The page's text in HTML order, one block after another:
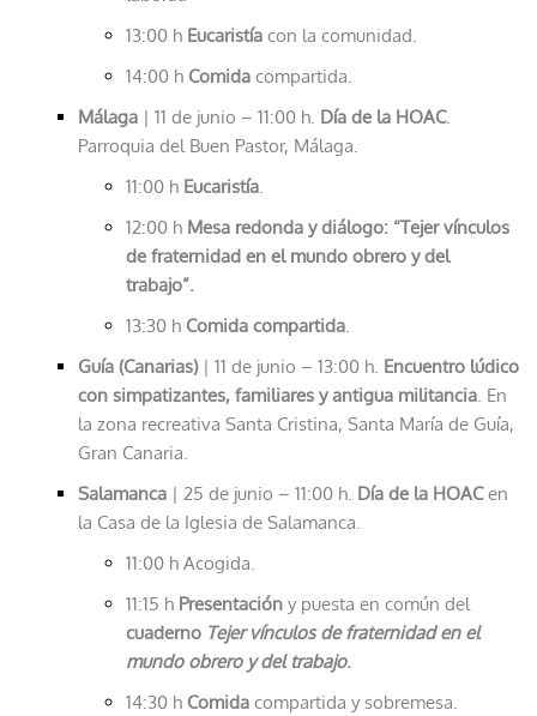
13:00 h Eucaristía con la comunidad.
14:00 h Comida compartida.
Málaga | 11 de junio – 11:00 h. Día de la HOAC.
Parroquia del Buen Pastor, Málaga.
11:00 h Eucaristía.
12:00 h Mesa redonda y diálogo: “Tejer vínculos
de fraternidad en el mundo obrero y del
trabajo”.
13:30 h Comida compartida.
Guía (Canarias) | 11 de junio – 13:00 h. Encuentro lúdico
con simpatizantes, familiares y antigua militancia. En
la zona recreativa Santa Cristina, Santa María de Guía,
Gran Canaria.
Salamanca | 25 de junio – 11:00 h. Día de la HOACen
la Casa de la Iglesia de Salamanca.
11:00 h Acogida.
11:15 h Presentación y puesta en común del
cuaderno Tejer vínculos de fraternidad en el
mundo obrero y del trabajo.
14:30 h Comida compartida y sobremesa.